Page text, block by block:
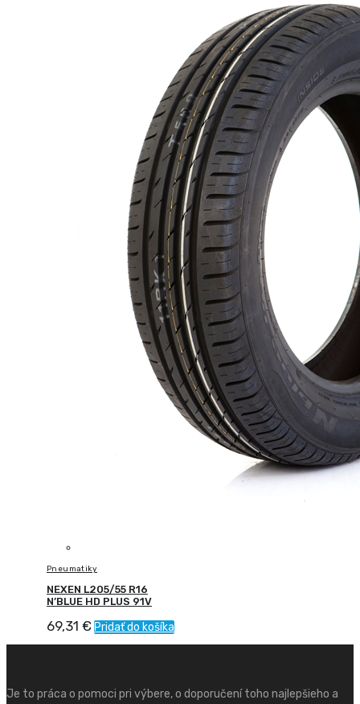
Pneumatiky
NEXEN L205/55 R16
N’BLUE HD PLUS 91V
69,31 € Pridať do košíka
Je to práca o pomoci pri výbere, o doporučení toho najlepšieho a